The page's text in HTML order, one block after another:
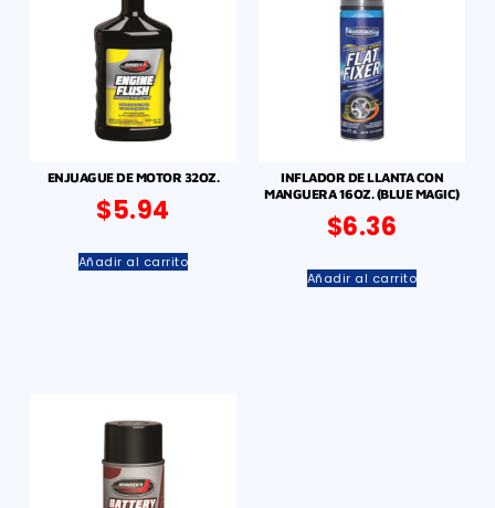
ENJUAGUE DE MOTOR 32OZ.
$5.94
Añadir al carrito
INFLADOR DE LLANTA CON
MANGUERA 16OZ. (BLUE MAGIC)
$6.36
Añadir al carrito